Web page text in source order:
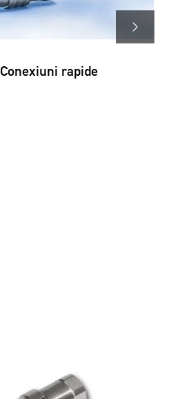
Conexiuni rapide